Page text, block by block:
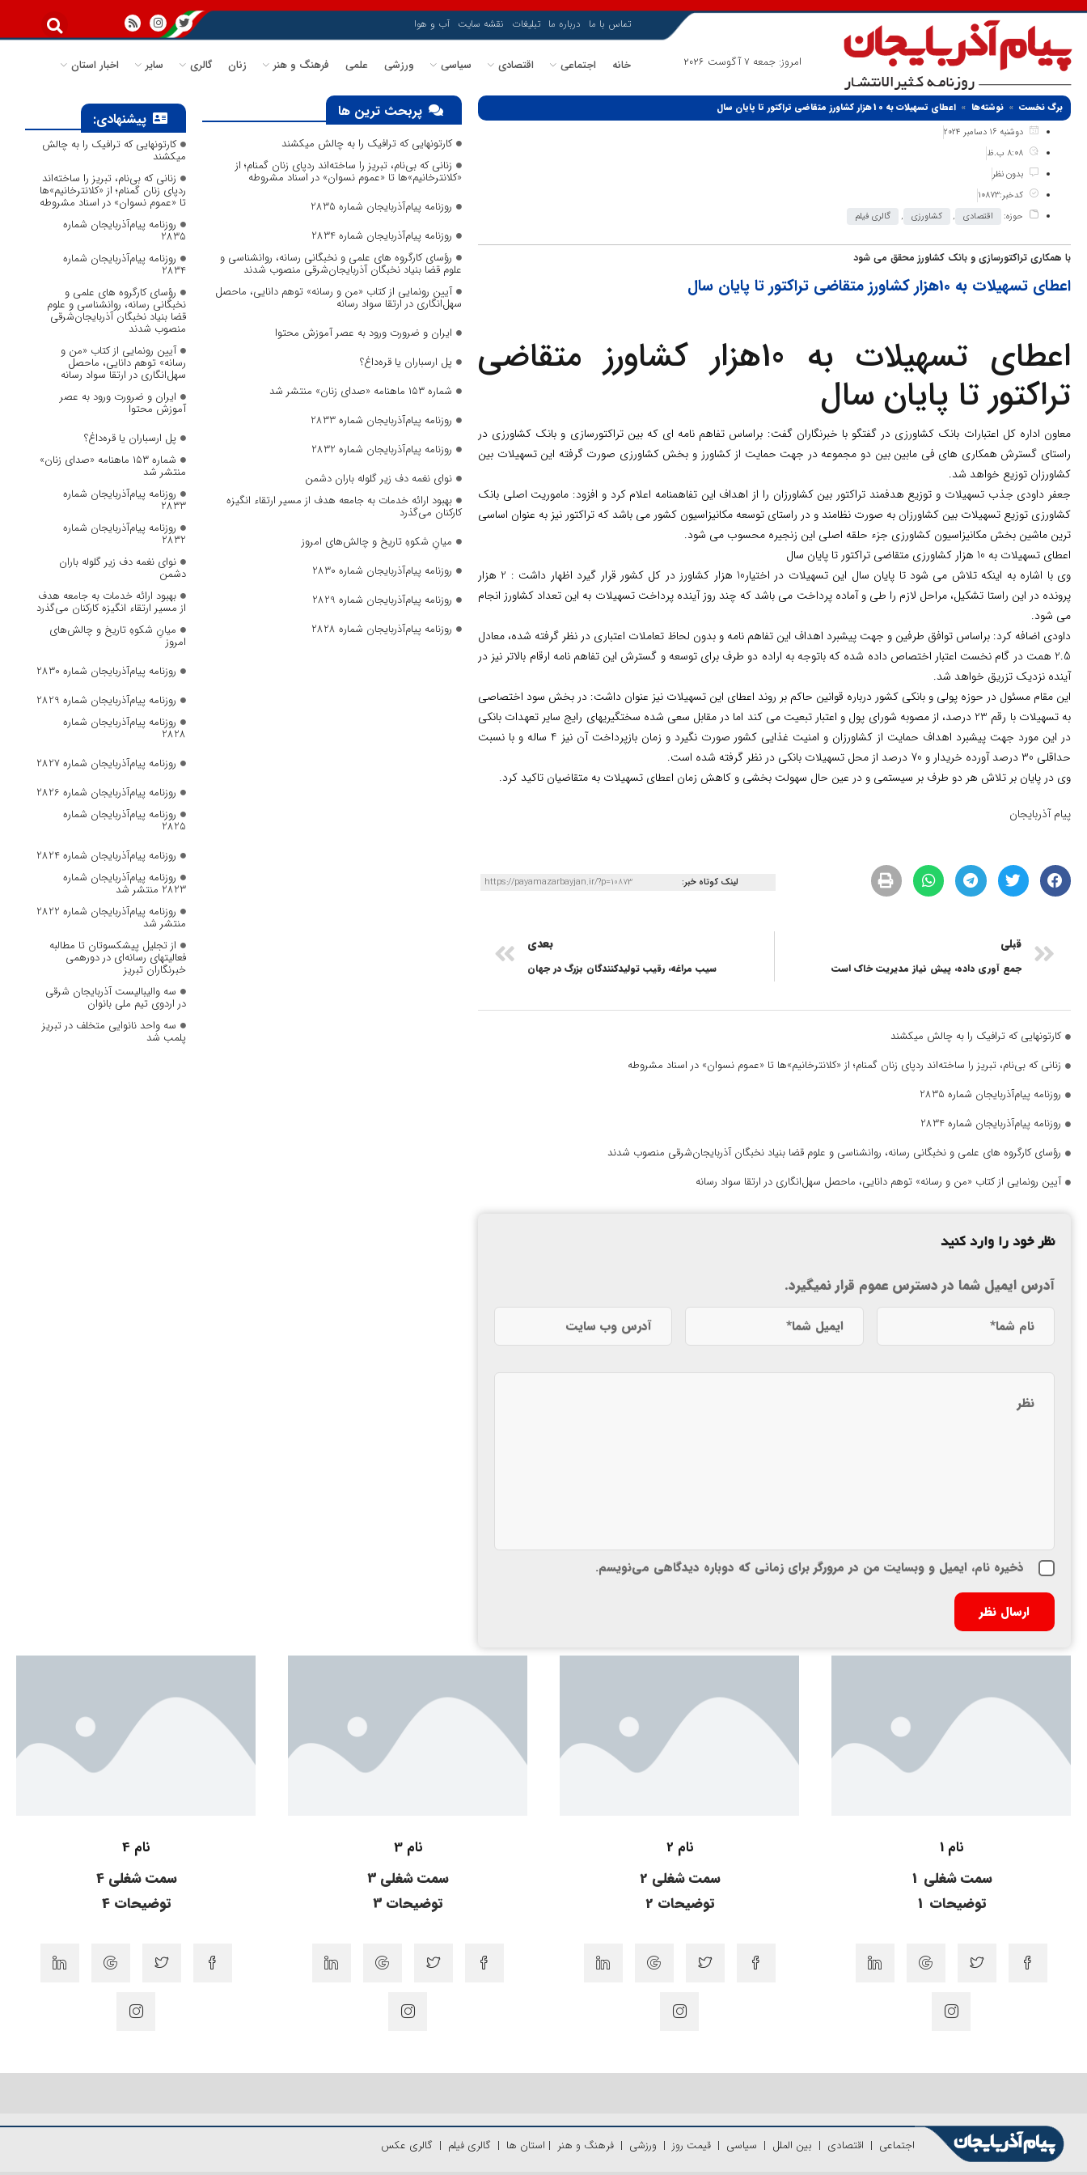
امروز: جمعه 7 آگوست 2026
تماس با ما درباره ما تبلیغات نقشه سایت آب و هوا
خانه اجتماعی اقتصادی سیاسی ورزشی علمی فرهنگ و هنر زنان گالری سایر اخبار استان
برگ نخست نوشته‌ها
اعطای تسهیلات به 10هزار کشاورز متقاضی تراکتور تا پایان سال
دوشنبه 16 دسامبر 2024
8:08 ب.ظ
بدون نظر
کدخبر:10873
حوزه:
اقتصادی , کشاورزی , گالری فیلم
با همکاری تراکتورسازی و بانک کشاورز محقق می شود
اعطای تسهیلات به 10هزار کشاورز متقاضی تراکتور تا پایان سال
اعطای تسهیلات به 10هزار کشاورز متقاضی
تراکتور تا پایان سال
معاون اداره کل اعتبارات بانک کشاورزی در گفتگو با خبرنگاران گفت: براساس تفاهم نامه ای که بین تراکتورسازی و بانک کشاورزی در
راستای گسترش همکاری های فی مابین بین دو مجموعه در جهت حمایت از کشاورز و بخش کشاورزی صورت گرفته این تسهیلات بین
کشاورزان توزیع خواهد شد.
جعفر داودی جذب تسهیلات و توزیع هدفمند تراکتور بین کشاورزان را از اهداف این تفاهمنامه اعلام کرد و افزود: ماموریت اصلی بانک
کشاورزی توزیع تسهیلات بین کشاورزان به صورت نظامند و در راستای توسعه مکانیزاسیون کشور می باشد که تراکتور نیز به عنوان اساسی
ترین ماشین بخش مکانیزاسیون کشاورزی جزء حلقه اصلی این زنجیره محسوب می شود.
اعطای تسهیلات به 10 هزار کشاورزی متقاضی تراکتور تا پایان سال
وی با اشاره به اینکه تلاش می شود تا پایان سال این تسهیلات در اختیار10 هزار کشاورز در کل کشور قرار گیرد اظهار داشت : 2 هزار
پرونده در این راستا تشکیل، مراحل لازم را طی و آماده پرداخت می باشد که چند روز آینده پرداخت تسهیلات به این تعداد کشاورز انجام
می شود.
داودی اضافه کرد: براساس توافق طرفین و جهت پیشبرد اهداف این تفاهم نامه و بدون لحاظ تعاملات اعتباری در نظر گرفته شده، معادل
2.5 همت در گام نخست اعتبار اختصاص داده شده که باتوجه به اراده دو طرف برای توسعه و گسترش این تفاهم نامه ارقام بالاتر نیز در
آینده نزدیک تزریق خواهد شد.
این مقام مسئول در حوزه پولی و بانکی کشور درباره قوانین حاکم بر روند اعطای این تسهیلات نیز عنوان داشت: در بخش سود اختصاصی
به تسهیلات با رقم 23 درصد، از مصوبه شورای پول و اعتبار تبعیت می کند اما در مقابل سعی شده سختگیریهای رایج سایر تعهدات بانکی
در این مورد جهت پیشبرد اهداف حمایت از کشاورزان و امنیت غذایی کشور صورت نگیرد و زمان بازپرداخت آن نیز 4 ساله و با نسبت
حداقلی 30 درصد آورده خریدار و 70 درصد از محل تسهیلات بانکی در نظر گرفته شده است.
وی در پایان بر تلاش هر دو طرف بر سیستمی و در عین حال سهولت بخشی و کاهش زمان اعطای تسهیلات به متقاضیان تاکید کرد.
پیام آذربایجان
لینک کوتاه خبر: https://payamazarbayjan.ir/?p=10873
قبلی
جمع آوری داده، پیش نیاز مدیریت خاک است
بعدی
سیب مراغه، رقیب تولیدکنندگان بزرگ در جهان
کارتونهایی که ترافیک را به چالش میکشند
زنانی که بی‌نام، تبریز را ساخته‌اند ردپای زنان گمنام؛ از «کلانترخانیم»ها تا «عموم نسوان» در اسناد مشروطه
روزنامه پیام‌آذربایجان شماره 2835
روزنامه پیام‌آذربایجان شماره 2834
رؤسای کارگروه های علمی و نخبگانی رسانه، روانشناسی و علوم قضا بنیاد نخبگان آذربایجان‌شرقی منصوب شدند
آیین رونمایی از کتاب «من و رسانه» توهم دانایی، ماحصل سهل‌انگاری در ارتقا سواد رسانه
نظر خود را وارد کنید
آدرس ایمیل شما در دسترس عموم قرار نمیگیرد.
ذخیره نام، ایمیل و وبسایت من در مرورگر برای زمانی که دوباره دیدگاهی می‌نویسم.
پربحث ترین ها
کارتونهایی که ترافیک را به چالش میکشند
زنانی که بی‌نام، تبریز را ساخته‌اند ردپای زنان گمنام؛ از
«کلانترخانیم»ها تا «عموم نسوان» در اسناد مشروطه
روزنامه پیام‌آذربایجان شماره 2835
روزنامه پیام‌آذربایجان شماره 2834
رؤسای کارگروه های علمی و نخبگانی رسانه، روانشناسی و
علوم قضا بنیاد نخبگان آذربایجان‌شرقی منصوب شدند
آیین رونمایی از کتاب «من و رسانه» توهم دانایی، ماحصل
سهل‌انگاری در ارتقا سواد رسانه
ایران و ضرورت ورود به عصر آموزش محتوا
پل ارسباران یا قره‌داغ؟
شماره ۱۵۳ ماهنامه «صدای زنان» منتشر شد
روزنامه پیام‌آذربایجان شماره 2833
روزنامه پیام‌آذربایجان شماره 2832
نوای نغمه دف زیر گلوله باران دشمن
بهبود ارائه خدمات به جامعه هدف از مسیر ارتقاء انگیزه
کارکنان می‌گذرد
میانِ شکوهِ تاریخ و چالش‌های امروز
روزنامه پیام‌آذربایجان شماره 2830
روزنامه پیام‌آذربایجان شماره 2829
روزنامه پیام‌آذربایجان شماره 2828
پیشنهادی:
کارتونهایی که ترافیک را به چالش
میکشند
زنانی که بی‌نام، تبریز را ساخته‌اند
ردپای زنان گمنام؛ از «کلانترخانیم»ها
تا «عموم نسوان» در اسناد مشروطه
روزنامه پیام‌آذربایجان شماره
2835
روزنامه پیام‌آذربایجان شماره
2834
رؤسای کارگروه های علمی و
نخبگانی رسانه، روانشناسی و علوم
قضا بنیاد نخبگان آذربایجان‌شرقی
منصوب شدند
آیین رونمایی از کتاب «من و
رسانه» توهم دانایی، ماحصل
سهل‌انگاری در ارتقا سواد رسانه
ایران و ضرورت ورود به عصر
آموزش محتوا
پل ارسباران یا قره‌داغ؟
شماره ۱۵۳ ماهنامه «صدای زنان»
منتشر شد
روزنامه پیام‌آذربایجان شماره
2833
روزنامه پیام‌آذربایجان شماره
2832
نوای نغمه دف زیر گلوله باران
دشمن
بهبود ارائه خدمات به جامعه هدف
از مسیر ارتقاء انگیزه کارکنان می‌گذرد
میانِ شکوهِ تاریخ و چالش‌های
امروز
روزنامه پیام‌آذربایجان شماره 2830
روزنامه پیام‌آذربایجان شماره 2829
روزنامه پیام‌آذربایجان شماره
2828
روزنامه پیام‌آذربایجان شماره 2827
روزنامه پیام‌آذربایجان شماره 2826
روزنامه پیام‌آذربایجان شماره
2825
روزنامه پیام‌آذربایجان شماره 2824
روزنامه پیام‌آذربایجان شماره
2823 منتشر شد
روزنامه پیام‌آذربایجان شماره 2822
منتشر شد
از تجلیل پیشکسوتان تا مطالبه
فعالیتهای رسانه‌ای در دورهمی
خبرنگاران تبریز
سه والیبالیست آذربایجان‌ شرقی
در اردوی تیم ملی بانوان
سه واحد نانوایی متخلف در تبریز
پلمب شد
نام 1
سمت شغلی 1
توضیحات 1
نام 2
سمت شغلی 2
توضیحات 2
نام 3
سمت شغلی 3
توضیحات 3
نام 4
سمت شغلی 4
توضیحات 4
اجتماعی | اقتصادی | بین الملل | سیاسی |قیمت روز | ورزشی |فرهنگ و هنر | استان ها | گالری فیلم | گالری عکس